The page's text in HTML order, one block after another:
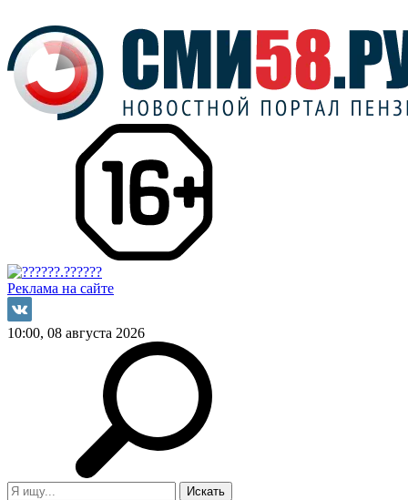
Реклама на сайте
10:00, 08 августа 2026